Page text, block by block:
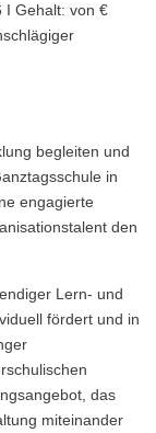
I Gehalt: von €
begleiten und
in
engagierte
den
Lern- und
fördert und in
das
miteinander